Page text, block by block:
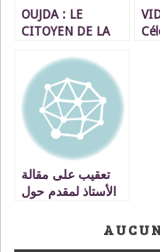
OUJDA : LE
CITOYEN DE LA
MOHAMED
DKHISSI, LA
FORCE
TRANQUILLE. –
video
تعقيب على مقالة
الأستاذ لمقدم حول